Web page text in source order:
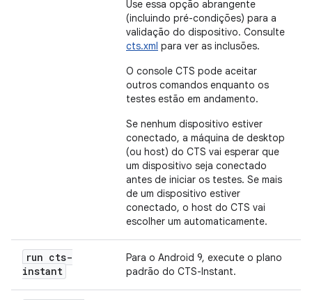
Use essa opção abrangente
(incluindo pré-condições) para a
validação do dispositivo. Consulte
cts.xml para ver as inclusões.
O console CTS pode aceitar
outros comandos enquanto os
testes estão em andamento.
Se nenhum dispositivo estiver
conectado, a máquina de desktop
(ou host) do CTS vai esperar que
um dispositivo seja conectado
antes de iniciar os testes. Se mais
de um dispositivo estiver
conectado, o host do CTS vai
escolher um automaticamente.
run cts-
instant
Para o Android 9, execute o plano
padrão do CTS-Instant.